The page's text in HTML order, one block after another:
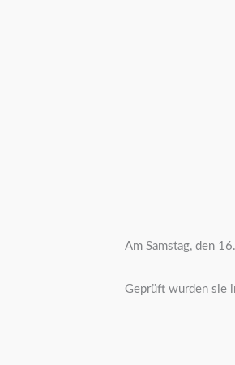
Am Samstag, den
Geprüft wurden sie